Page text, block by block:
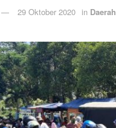
29 Oktober 2020 in Daerah